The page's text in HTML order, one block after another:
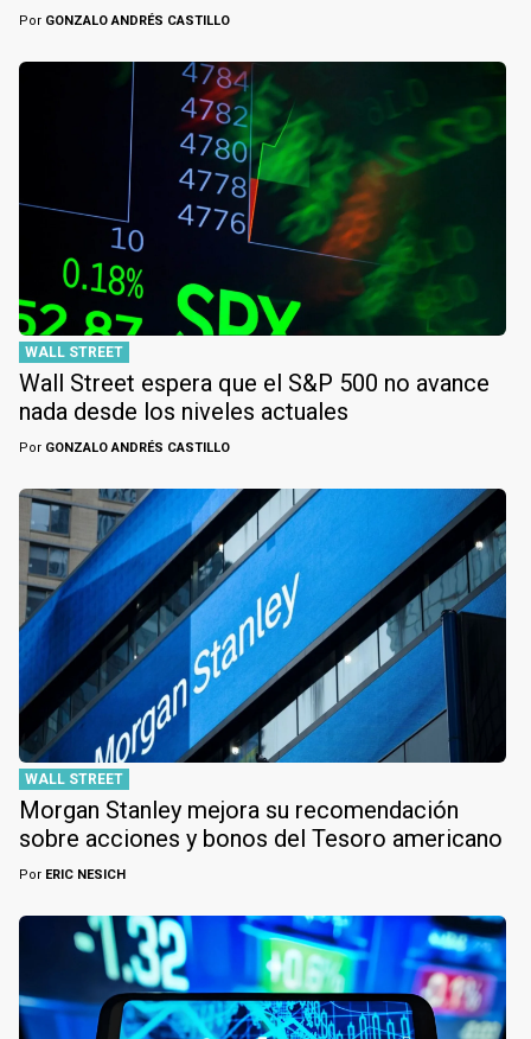
Por GONZALO ANDRÉS CASTILLO
WALL STREET
Wall Street espera que el S&P 500 no avance
nada desde los niveles actuales
Por GONZALO ANDRÉS CASTILLO
WALL STREET
Morgan Stanley mejora su recomendación
sobre acciones y bonos del Tesoro americano
Por ERIC NESICH